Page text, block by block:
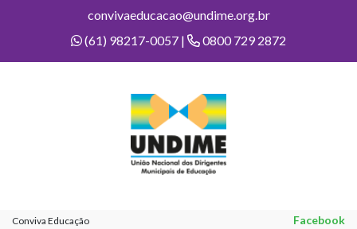
convivaeducacao@undime.org.br
(61) 98217-0057 |
0800 729 2872
Conviva Educação Facebook